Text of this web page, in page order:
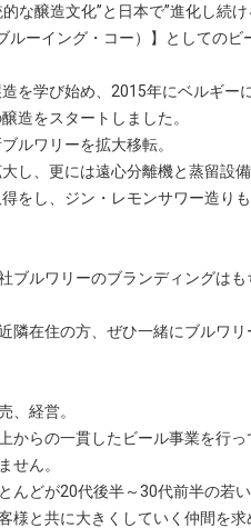
な醸造文化”と日本で”進化し続
ルーイング・コー）】としての
を学び始め、2015年にベルギー
造をスタートしました。
ルワリーを拡大移転。
し、更には遠心分離機と蒸留設備
をし、ジン・レモンサワー造りも
ブルワリーのブランディングは
隣在住の方、ぜひ一緒にブルワリ
、経営。
からの一貫したビール事業を行っ
せん。
んどが20代後半～30代前半の若い
様と共に大きくしていく仲間を求